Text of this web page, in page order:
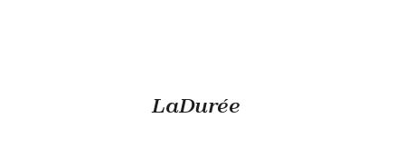
LaDurée